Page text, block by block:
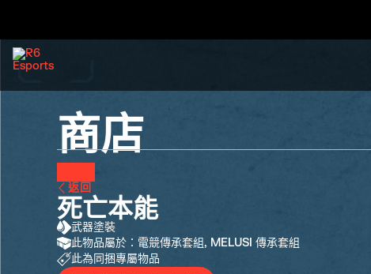
商店
返回
死亡本能
武器塗裝
此物品屬於：電競傳承套組, MELUSI 傳承套組
此為同捆專屬物品